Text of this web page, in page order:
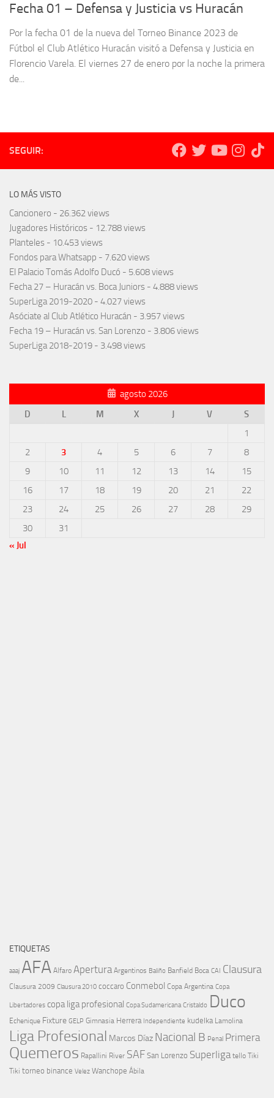
Fecha 01 – Defensa y Justicia vs Huracán
Por la fecha 01 de la nueva del Torneo Binance 2023 de
Fútbol el Club Atlético Huracán visitó a Defensa y Justicia en
Florencio Varela. El viernes 27 de enero por la noche la primera
de...
SEGUIR:
LO MÁS VISTO
Cancionero - 26.362 views
Jugadores Históricos - 12.788 views
Planteles - 10.453 views
Fondos para Whatsapp - 7.620 views
El Palacio Tomás Adolfo Ducó - 5.608 views
Fecha 27 – Huracán vs. Boca Juniors - 4.888 views
SuperLiga 2019-2020 - 4.027 views
Asóciate al Club Atlético Huracán - 3.957 views
Fecha 19 – Huracán vs. San Lorenzo - 3.806 views
SuperLiga 2018-2019 - 3.498 views
agosto 2026
D
L M X J V
S
1
2
3 4 5 6 7
8
9
10 11 12 13 14
15
16
17 18 19 20 21
22
23
24 25 26 27 28
29
30
31
« Jul
ETIQUETAS
aaaj AFA Alfaro Apertura Argentinos Baliño Banfield Boca CAI Clausura
Clausura 2009 Clausura 2010 coccaro Conmebol Copa Argentina Copa
Libertadores copa liga profesional Copa Sudamericana Cristaldo Duco
Echenique Fixture GELP Gimnasia Herrera Independiente kudelka Lamolina
Liga Profesional Marcos Díaz Nacional B Penal Primera
Quemeros Rapallini River SAF San Lorenzo Superliga tello Tiki
Tiki torneo binance Velez Wanchope Ábila